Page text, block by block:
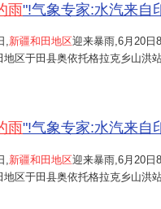
雨"!气象专家:水汽来自
,新疆和田地区迎来暴雨,6月20日
区于田县奥依托格拉克乡山洪
量为64.7毫米,这个数字超过当
雨"!气象专家:水汽来自
新疆和田地区迎来暴雨,6月20日
区于田县奥依托格拉克乡山洪
量为64.7毫米,这个数字超过当